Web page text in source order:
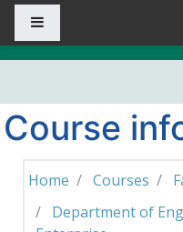
Skip to main content
Course
Home Courses
Department of